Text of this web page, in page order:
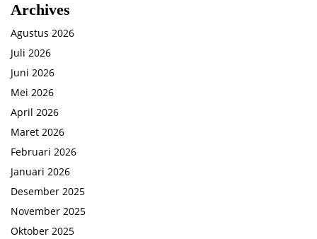
Archives
Agustus 2026
Juli 2026
Juni 2026
Mei 2026
April 2026
Maret 2026
Februari 2026
Januari 2026
Desember 2025
November 2025
Oktober 2025